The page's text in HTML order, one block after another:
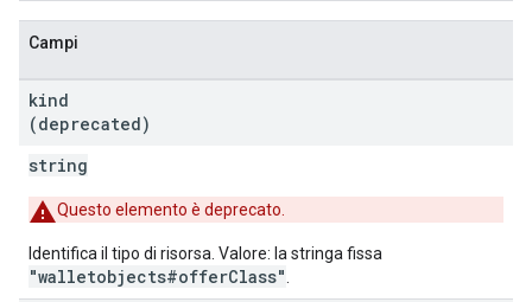
Campi
kind
(deprecated)
string
Questo elemento è deprecato.
Identifica il tipo di risorsa. Valore: la stringa fissa
"walletobjects#offerClass"